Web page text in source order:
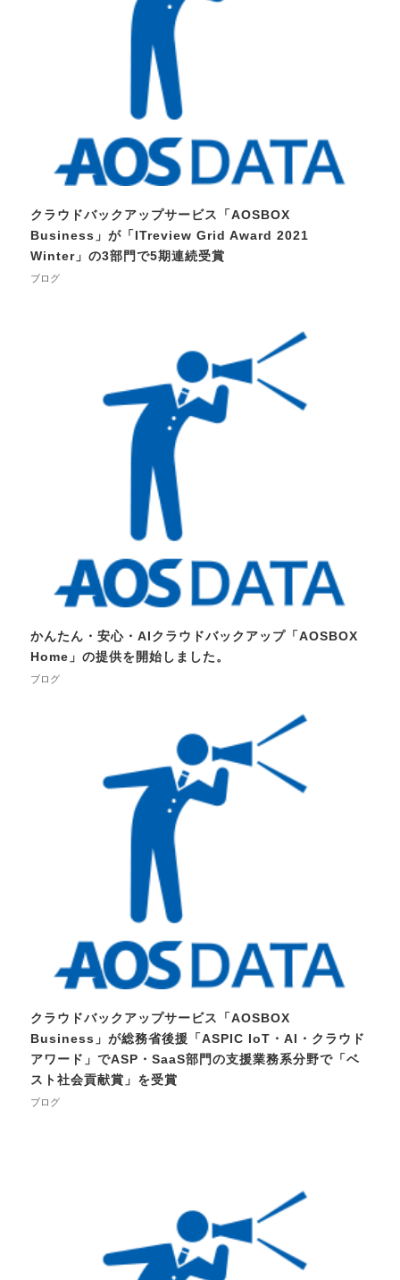
クラウドバックアップサービス「AOSBOX
Business」が「ITreview Grid Award 2021
Winter」の3部門で5期連続受賞
ブログ
かんたん・安心・AIクラウドバックアップ「AOSBOX
Home」の提供を開始しました。
ブログ
クラウドバックアップサービス「AOSBOX
Business」が総務省後援「ASPIC IoT・AI・クラウド
アワード」でASP・SaaS部門の支援業務系分野で「ベ
スト社会貢献賞」を受賞
ブログ